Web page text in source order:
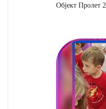
Објект Пролет 2